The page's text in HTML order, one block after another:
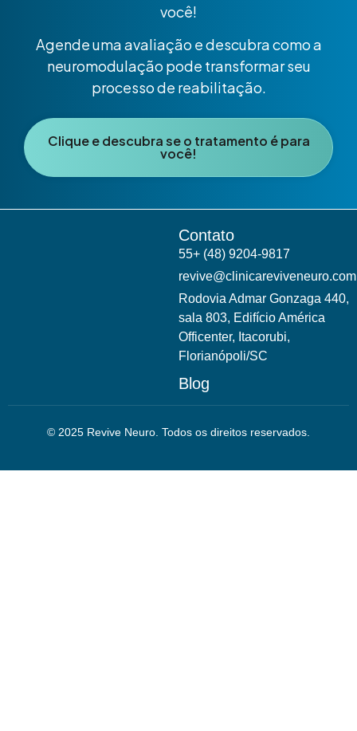
você!
Agende uma avaliação e descubra como a
neuromodulação pode transformar seu
processo de reabilitação.
Clique e descubra se o tratamento é para
você!
Contato
55+ (48) 9204-9817
revive@clinicareviveneuro.com
Rodovia Admar Gonzaga 440,
sala 803, Edifício América
Officenter, Itacorubi,
Florianópoli/SC
Blog
© 2025 Revive Neuro. Todos os direitos reservados.